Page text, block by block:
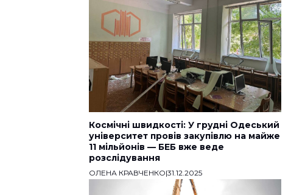
Космічні швидкості: У грудні Одеський
університет провів закупівлю на майже
11 мільйонів — БЕБ вже веде
розслідування
ОЛЕНА КРАВЧЕНКО|31.12.2025